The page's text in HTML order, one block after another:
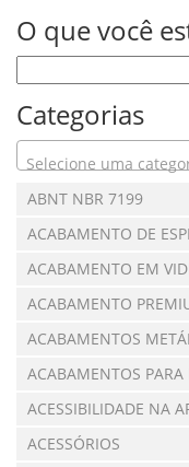
O que você
Categorias
Selecione uma
ABNT NBR 7199
ACABAMENTO DE
ACABAMENTO EM
ACABAMENTO
ACABAMENTOS
ACABAMENTOS PARA
ACESSIBILIDADE NA
ACESSÓRIOS